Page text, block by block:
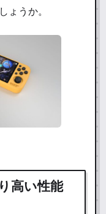
ょうか。
高い性能